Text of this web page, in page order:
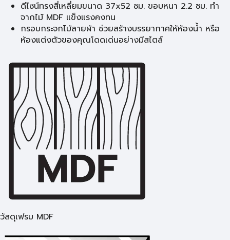
ดีไซน์ทรงสี่เหลี่ยมขนาด 37x52 ซม. ขอบหนา 2.2 ซม. ทำ
จากไม้ MDF แข็งแรงคงทน
กรอบกระจกไม้ลายผ้า ช่วยสร้างบรรยากาศให้ห้องน้ำ หรือ
ห้องแต่งตัวของคุณโดดเด่นอย่างมีสไตล์
วัสดุเฟรม MDF